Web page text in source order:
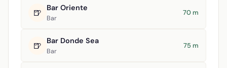
🍺 Bar Oriente
Bar
70 m
🍺 Bar Donde Sea
Bar
75 m